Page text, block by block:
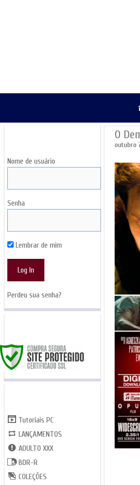
O
outubro
Nome de usuário
Senha
Lembrar de mim
Perdeu sua senha?
Tutoriais PC
LANÇAMENTOS
ADULTO XXX
BDR-R
COLEÇÕES